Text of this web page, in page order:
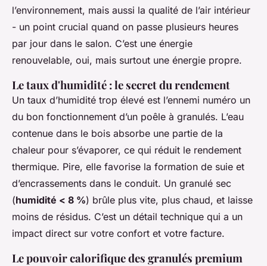
l’environnement, mais aussi la qualité de l’air intérieur
- un point crucial quand on passe plusieurs heures
par jour dans le salon. C’est une énergie
renouvelable, oui, mais surtout une énergie propre.
Le taux d'humidité : le secret du rendement
Un taux d’humidité trop élevé est l’ennemi numéro un
du bon fonctionnement d’un poêle à granulés. L’eau
contenue dans le bois absorbe une partie de la
chaleur pour s’évaporer, ce qui réduit le rendement
thermique. Pire, elle favorise la formation de suie et
d’encrassements dans le conduit. Un granulé sec
(humidité < 8 %) brûle plus vite, plus chaud, et laisse
moins de résidus. C’est un détail technique qui a un
impact direct sur votre confort et votre facture.
Le pouvoir calorifique des granulés premium